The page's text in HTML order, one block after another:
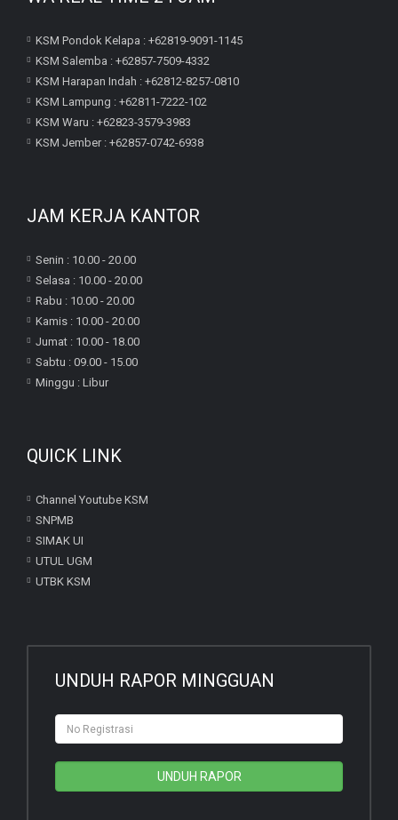
KSM Pondok Kelapa : +62819-9091-1145
KSM Salemba : +62857-7509-4332
KSM Harapan Indah : +62812-8257-0810
KSM Lampung : +62811-7222-102
KSM Waru : +62823-3579-3983
KSM Jember : +62857-0742-6938
JAM KERJA KANTOR
Senin : 10.00 - 20.00
Selasa : 10.00 - 20.00
Rabu : 10.00 - 20.00
Kamis : 10.00 - 20.00
Jumat : 10.00 - 18.00
Sabtu : 09.00 - 15.00
Minggu : Libur
QUICK LINK
Channel Youtube KSM
SNPMB
SIMAK UI
UTUL UGM
UTBK KSM
UNDUH RAPOR MINGGUAN
UNDUH RAPOR